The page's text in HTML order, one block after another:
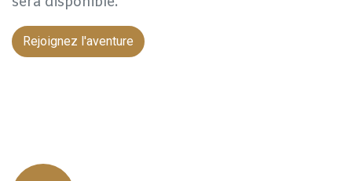
Rejoignez l'aventure